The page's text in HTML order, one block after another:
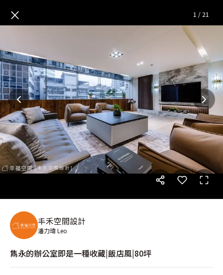
雋永的辦公室即是一種收藏|飯
× 1 / 21
丰禾空間設計
潘力瑋 Leo
雋永的辦公室即是一種收藏|飯店風|80坪